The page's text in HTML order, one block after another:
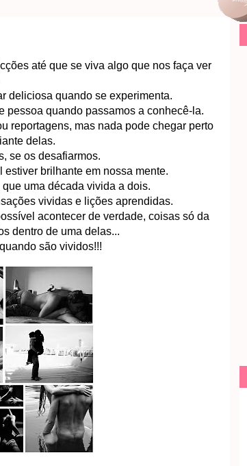
até que se viva algo que nos faça ver
deliciosa quando se experimenta.
pessoa quando passamos a conhecê-la.
reportagens, mas nada pode chegar perto
delas.
se os desafiarmos.
brilhante em nossa mente.
uma década vivida a dois.
vividas e lições aprendidas.
acontecer de verdade, coisas só da
dentro de uma delas...
são vividos!!!